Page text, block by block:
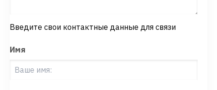
Введите свои контактные данные для связи
Имя